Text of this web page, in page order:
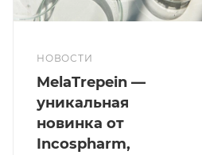
Аллантоин - мощный
сужать поры, смягчать кожу и
бактерий.
Гиалуроновая кислота –
гидрофильности
нормального водного
НОВОСТИ
MelaTrepein —
уникальная
новинка от
Incospharm,